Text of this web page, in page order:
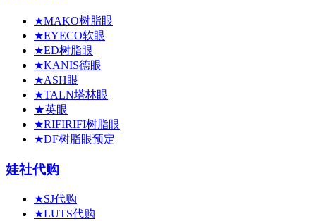
★MAKO树脂眼
★EYECO软眼
★ED树脂眼
★KANIS德眼
★ASH眼
★TALN塔林眼
★英眼
★RIFIRIFI树脂眼
★DF树脂眼预定
娃社代购
★SJ代购
★LUTS代购